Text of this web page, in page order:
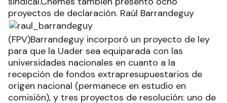
proyectos de declaración. Raúl Barrandeguy
(FPV)Barrandeguy incorporó un proyecto de ley
para que la Uader sea equiparada con las
universidades nacionales en cuanto a la
recepción de fondos extrapresupuestarios de
origen nacional (permanece en estudio en
comisión), y tres proyectos de resolución: uno de